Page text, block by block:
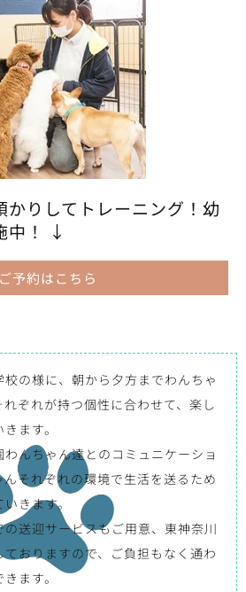
かりしてトレーニング！幼
中！ ↓
ご予約はこちら
の様に、朝から夕方までわんちゃ
ぞれが持つ個性に合わせて、楽し
ます。
んちゃん達とのコミュニケーショ
それぞれの環境で生活を送るため
きます。
送迎サービスもご用意、東神奈川
おりますので、ご負担もなく通わ
ます。